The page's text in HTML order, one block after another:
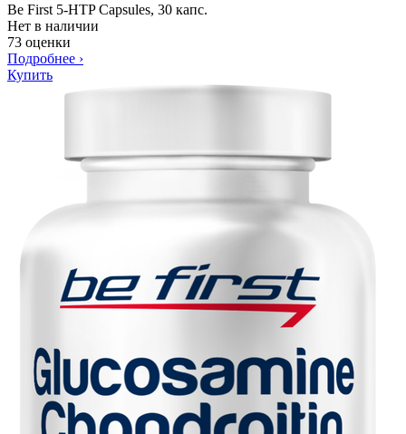
Be First 5-HTP Capsules, 30 капс.
Нет в наличии
73 оценки
Подробнее ›
Купить